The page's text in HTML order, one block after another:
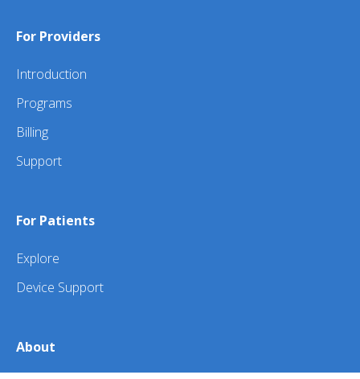
For Providers
Introduction
Programs
Billing
Support
For Patients
Explore
Device Support
About